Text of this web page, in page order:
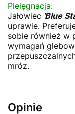
Pielęgnacja:
Jałowiec 'Blue
uprawie.
sobie również w
wymagań
mróz.
Opinie